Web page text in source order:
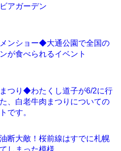
アガーデン
ンショー◆大通公園で全国の
が食べられるイベント
つり◆わたくし道子が6/2に行
、白老牛肉まつりについての
です。
断大敵！桜前線はすでに札幌
しまった模様